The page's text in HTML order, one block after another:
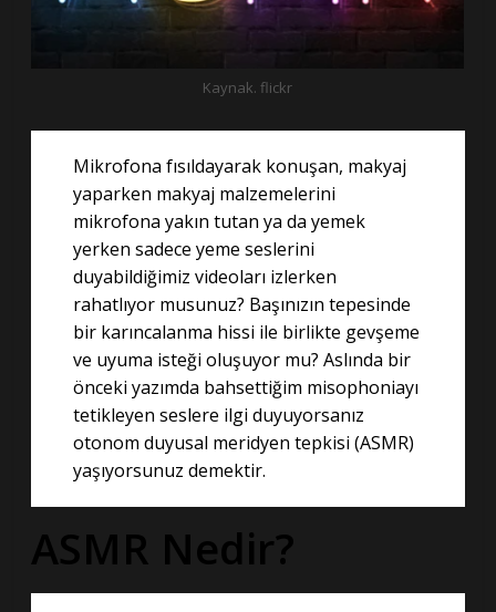
Kaynak. flickr
Mikrofona fısıldayarak konuşan, makyaj
yaparken makyaj malzemelerini
mikrofona yakın tutan ya da yemek
yerken sadece yeme seslerini
duyabildiğimiz videoları izlerken
rahatlıyor musunuz? Başınızın tepesinde
bir karıncalanma hissi ile birlikte gevşeme
ve uyuma isteği oluşuyor mu? Aslında bir
önceki yazımda bahsettiğim misophoniayı
tetikleyen seslere ilgi duyuyorsanız
otonom duyusal meridyen tepkisi (ASMR)
yaşıyorsunuz demektir.
ASMR Nedir?